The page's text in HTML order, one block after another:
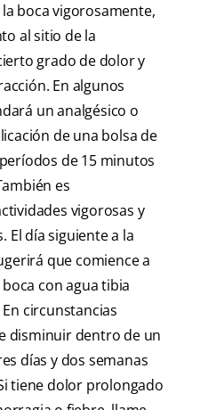
boca vigorosamente,
al sitio de la
grado de dolor y
En algunos
un analgésico o
de una bolsa de
de 15 minutos
es
vigorosas y
El día siguiente a la
que comience a
con agua tibia
circunstancias
disminuir dentro de un
días y dos semanas
tiene dolor prolongado